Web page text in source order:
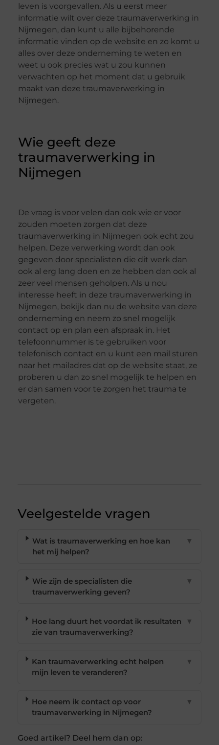
leven is voorgevallen. Als u eerst meer
informatie wilt over deze traumaverwerking in
Nijmegen, dan kunt u alle bijbehorende
informatie vinden op de website en zo komt u
alles over deze onderneming te weten en
weet u ook precies wat u zou kunnen
verwachten op het moment dat u gebruik
maakt van deze traumaverwerking in
Nijmegen.
Wie geeft deze
traumaverwerking in
Nijmegen
De vraag is voor velen dan ook wie er voor
zouden moeten zorgen dat deze
traumaverwerking in Nijmegen ook echt zou
helpen. Deze verwerking wordt dan ook
gegeven door specialisten die dit werk dan
ook al erg lang doen en ze hebben dan ook al
zeer veel mensen geholpen. Als u nou
interesse heeft in deze traumaverwerking in
Nijmegen, bekijk dan nu de website van deze
onderneming en neem zo snel mogelijk
contact op en plan een afspraak in. Het
telefoonnummer is te gebruiken voor
telefonisch contact en u kunt een mail sturen
naar het mailadres dat op de website staat, ze
proberen u dan zo snel mogelijk te helpen en
er dan samen voor te zorgen het trauma te
vergeten.
Veelgestelde vragen
Wat is traumaverwerking en hoe kan
het mij helpen?
▼
Wie zijn de specialisten die
traumaverwerking geven?
▼
Hoe lang duurt het voordat ik resultaten
zie van traumaverwerking?
▼
Kan traumaverwerking echt helpen
mijn leven te veranderen?
▼
Hoe neem ik contact op voor
traumaverwerking in Nijmegen?
▼
Goed artikel? Deel hem dan op: